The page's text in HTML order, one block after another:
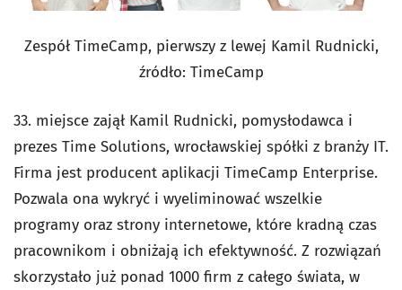
Zespół TimeCamp, pierwszy z lewej Kamil Rudnicki,
źródło: TimeCamp
33. miejsce zajął Kamil Rudnicki, pomysłodawca i
prezes Time Solutions, wrocławskiej spółki z branży IT.
Firma jest producent aplikacji TimeCamp Enterprise.
Pozwala ona wykryć i wyeliminować wszelkie
programy oraz strony internetowe, które kradną czas
pracownikom i obniżają ich efektywność. Z rozwiązań
skorzystało już ponad 1000 firm z całego świata, w